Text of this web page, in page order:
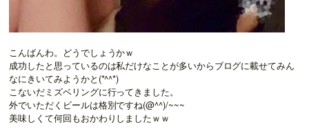
こんばんわ。どうでしょうかｗ
成功したと思っているのは私だけなことが多いからブログに載せてみん
なにきいてみようかと(*^^*)
こないだミズベリングに行ってきました。
外でいただくビールは格別ですね(@^^)/~~~
美味しくて何回もおかわりしましたｗｗ